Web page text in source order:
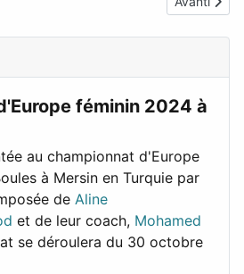
féminin 2024 à
au championnat d'Europe
à Mersin en Turquie par
de Aline
et de leur coach, Mohamed
se déroulera du 30 octobre